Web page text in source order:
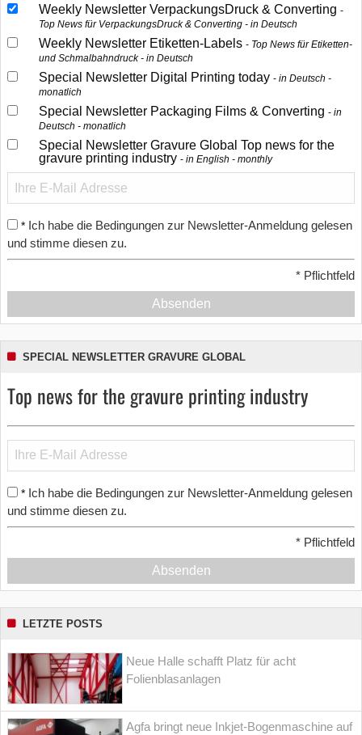
Weekly Newsletter VerpackungsDruck & Converting
Top News für VerpackungsDruck & Converting - in Deutsch
Weekly Newsletter Etiketten-Labels
Top News für Etiketten-
und Schmalbahndruck - in Deutsch
Special Newsletter Digital Printing today
in Deutsch -
monatlich
Special Newsletter Packaging Films & Converting
in
Deutsch - monatlich
Special Newsletter Gravure Global Top news for the
gravure printing industry
in English - monthly
* Ich habe die Bedingungen zur Newsletter-Anmeldung gelesen
und stimme diesen zu.
* Pflichtfeld
Absenden
SPECIAL NEWSLETTER GRAVURE GLOBAL
Top news for the gravure printing industry
* Ich habe die Bedingungen zur Newsletter-Anmeldung gelesen
und stimme diesen zu.
* Pflichtfeld
Absenden
LETZTE POSTS
Neue Halle schafft Platz für acht
Folienblasanlagen
Agfa bringt neue Inkjet-Bogenmaschine auf